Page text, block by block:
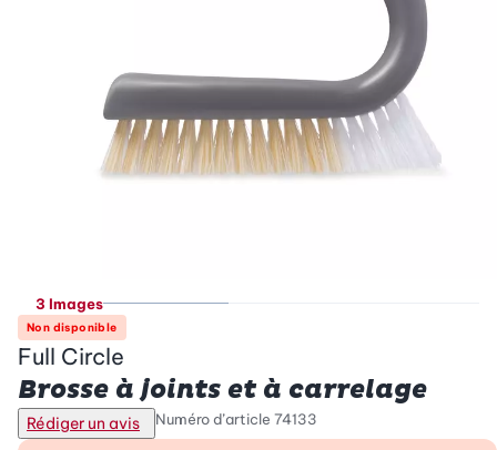
3 Images
Non disponible
Full Circle
Brosse à joints et à carrelage
Rédiger un avis Numéro d’article 74133